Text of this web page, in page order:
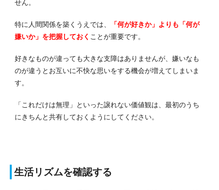
せん。
特に人間関係を築くうえでは、
「何が好きか」よりも「何が
嫌いか」を把握しておく ことが重要です。
好きなものが違っても大きな支障はありませんが、嫌いなも
のが違うとお互いに不快な思いをする機会が増えてしまいま
す。
「これだけは無理」といった譲れない価値観は、最初のうち
にきちんと共有しておくようにしてください。
生活リズムを確認する